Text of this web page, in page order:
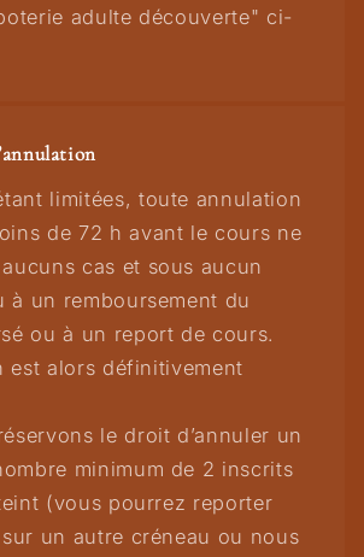
adulte découverte" ci-
limitées, toute annulation
de 72 h avant le cours ne
cas et sous aucun
à un remboursement du
ou à un report de cours.
est alors définitivement
le droit d’annuler un
minimum de 2 inscrits
(vous pourrez reporter
un autre créneau ou nous